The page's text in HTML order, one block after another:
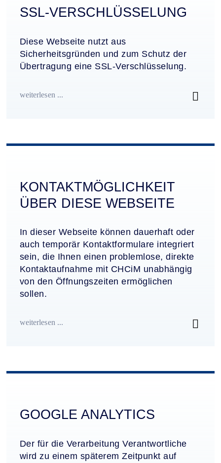
SSL-VERSCHLÜS­SELUNG
Diese Webseite nutzt aus
Sicherheitsgründen und zum Schutz der
Übertragung eine SSL-Verschlüsselung.
weiterlesen ...
KONTAKT­MÖGLICHKEIT
ÜBER DIESE WEBSEITE
In dieser Webseite können dauerhaft oder
auch temporär Kontaktformulare integriert
sein, die Ihnen einen problemlose, direkte
Kontaktaufnahme mit CHCiM unabhängig
von den Öffnungszeiten ermöglichen
sollen.
weiterlesen ...
GOOGLE ANALYTICS
Der für die Verarbeitung Verantwortliche
wird zu einem späterem Zeitpunkt auf